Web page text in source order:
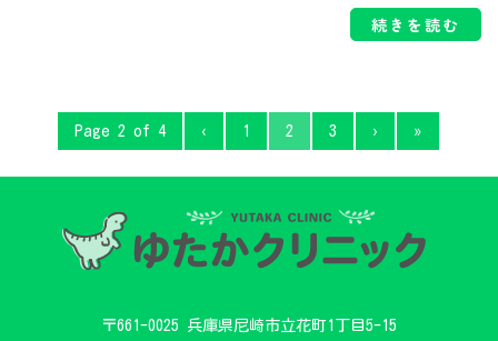
続きを読む
Page 2 of 4 ‹ 1 2 3 › »
〒661-0025 兵庫県尼崎市立花町1丁目5-15